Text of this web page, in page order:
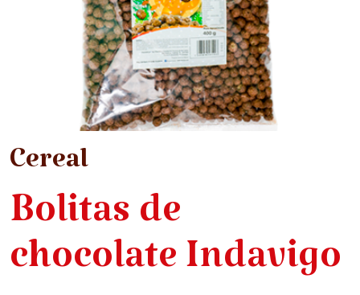
Cereal
Bolitas de
chocolate Indavigo